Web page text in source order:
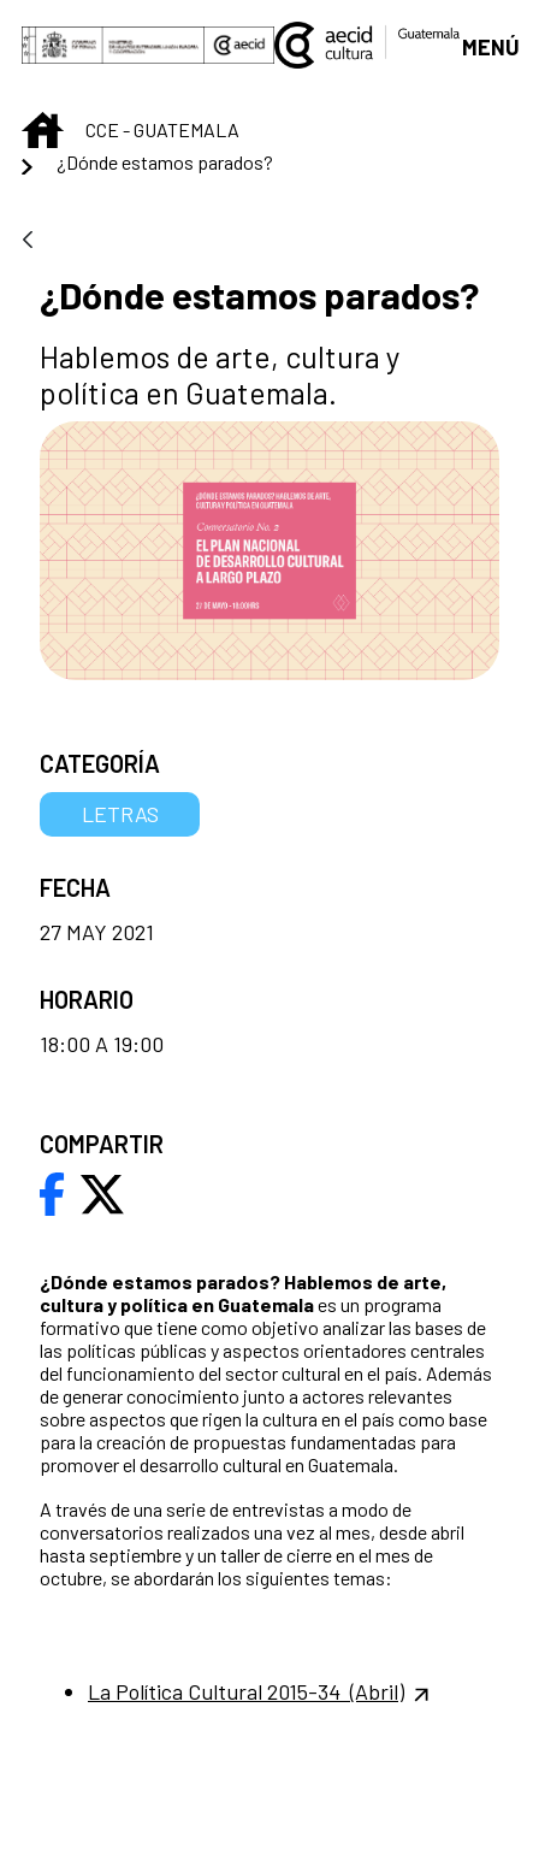
Skip to Main Content
MENÚ
INICIOCCE - GUATEMALA
¿Dónde estamos parados?
¿Dónde estamos parados?
Hablemos de arte, cultura y
política en Guatemala.
¿Dónde estamos parados? Hablemos de arte,
cultura y política en Guatemalaes un programa
formativo que tiene como objetivo analizar las bases de
las políticas públicas y aspectos orientadores centrales
del funcionamiento del sector cultural en el país. Además
de generar conocimiento junto a actores relevantes
sobre aspectos que rigen la cultura en el país como base
para la creación de propuestas fundamentadas para
promover el desarrollo cultural en Guatemala.
A través de una serie de entrevistas a modo de
conversatorios realizados una vez al mes, desde abril
hasta septiembre y un taller de cierre en el mes de
octubre, se abordarán los siguientes temas:
La Política Cultural 2015-34 (Abril)
CATEGORÍA
LETRAS
FECHA
27 MAY 2021
HORARIO
18:00 A 19:00
COMPARTIR